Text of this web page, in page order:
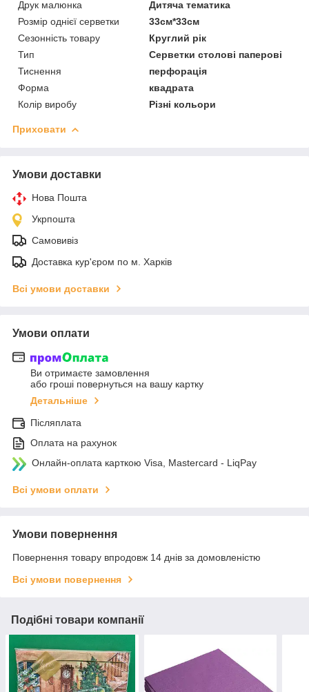
Друк малюнка
Дитяча тематика
Розмір однієї серветки
33см*33см
Сезонність товару
Круглий рік
Тип
Серветки столові паперові
Тиснення
перфорація
Форма
квадрата
Колір виробу
Різні кольори
Приховати
Умови доставки
Нова Пошта
Укрпошта
Самовивіз
Доставка кур'єром по м. Харків
Всі умови доставки
Умови оплати
Ви отримаєте замовлення
або гроші повернуться на вашу картку
Детальніше
Післяплата
Оплата на рахунок
Онлайн-оплата карткою Visa, Mastercard - LiqPay
Всі умови оплати
Умови повернення
Повернення товару впродовж 14 днів за домовленістю
Всі умови повернення
Подібні товари компанії